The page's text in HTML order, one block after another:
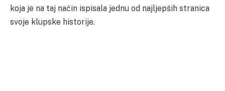
koja je na taj način ispisala jednu od najljepših stranica
svoje klupske historije.